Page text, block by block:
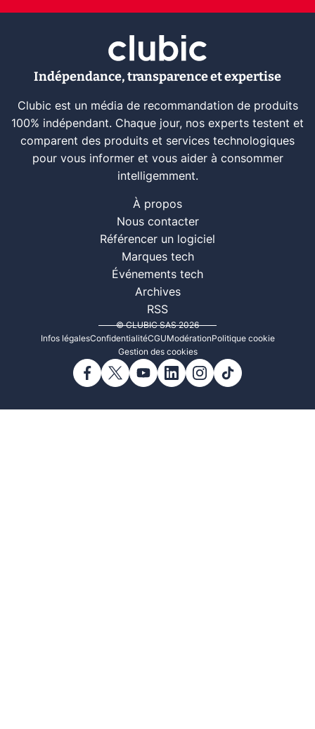
Indépendance, transparence et expertise
Clubic est un média de recommandation de produits
100% indépendant. Chaque jour, nos experts testent et
comparent des produits et services technologiques
pour vous informer et vous aider à consommer
intelligemment.
À propos
Nous contacter
Référencer un logiciel
Marques tech
Événements tech
Archives
RSS
© CLUBIC SAS 2026
Infos légalesConfidentialitéCGUModérationPolitique cookie
Gestion des cookies